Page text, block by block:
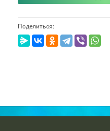
Поделиться: